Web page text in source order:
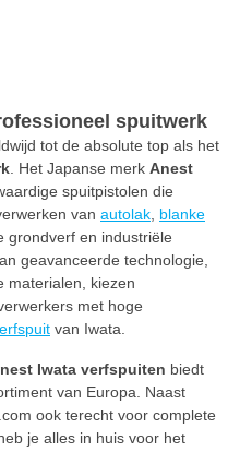
spuitwerk
tot de absolute top als het
. Het Japanse merk Anest
spuitpistolen die
van autolak blanke
grondverf en industriële
geavanceerde technologie,
materialen, kiezen
met hoge
van Iwata.
Iwata verfspuiten biedt
van Europa. Naast
ook terecht voor complete
je alles in huis voor het